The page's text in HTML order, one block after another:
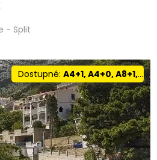
- Split
Dostupné:A4+1, A4+0, A8+1, A2+2